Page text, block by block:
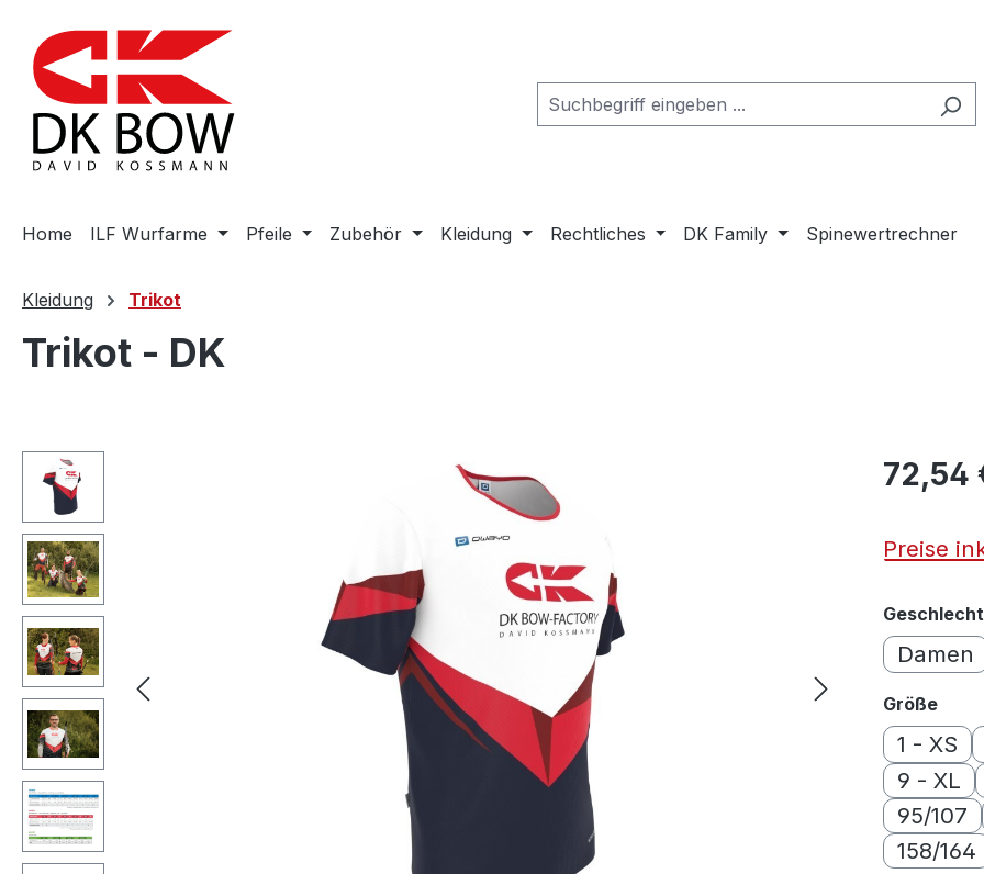
Hauptinhalt springen
Zur Suche springen
Zur Hauptnavigation springen
Home ILF Wurfarme Pfeile Zubehör Kleidung Rechtliches DK Family Spinewertrechner
Kleidung Trikot
Trikot - DK
Bildergalerie überspringen 72,54
Preise
Geschlecht
Damen
Größe
1 - XS
9 - XL
95/107
158/164